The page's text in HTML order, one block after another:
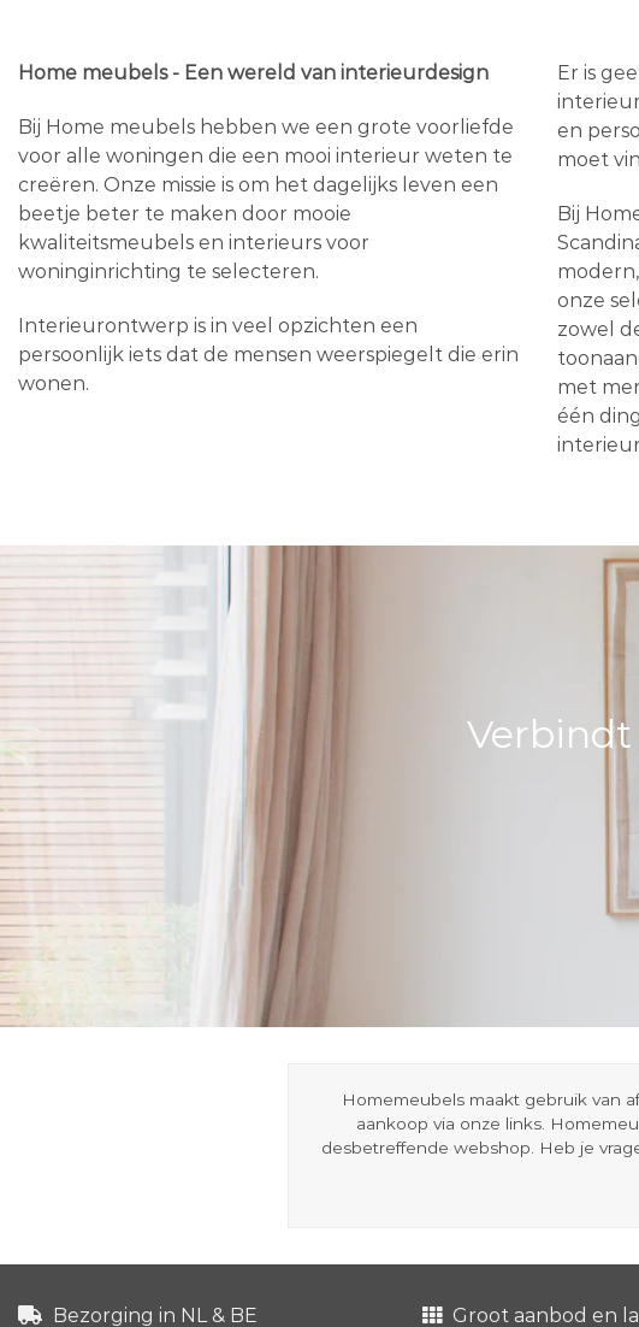
Home meubels - Een wereld van interieurdesign
Bij Home meubels hebben we een grote voorliefde
voor alle woningen die een mooi interieur weten te
creëren. Onze missie is om het dagelijks leven een
beetje beter te maken door mooie
kwaliteitsmeubels en interieurs voor
woninginrichting te selecteren.
Interieurontwerp is in veel opzichten een
persoonlijk iets dat de mensen weerspiegelt die erin
wonen.
Er is
en
moet
Bij
onze
zowel
met
één
Homemeubels maakt gebruik van
aankoop via onze links.
desbetreffende webshop. Heb je
Bezorging in NL & BE Groot aanbod en